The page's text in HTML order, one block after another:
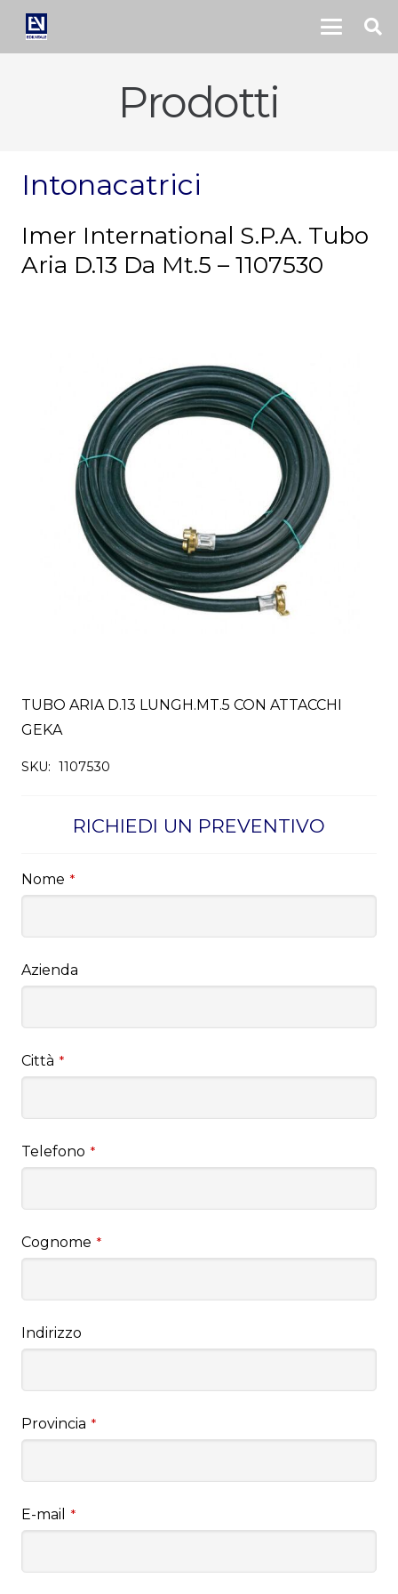
Prodotti
Intonacatrici
Imer International S.P.A. Tubo
Aria D.13 Da Mt.5 – 1107530
TUBO ARIA D.13 LUNGH.MT.5 CON ATTACCHI
GEKA
SKU: 1107530
RICHIEDI UN PREVENTIVO
Nome *
Azienda
Città *
Telefono *
Cognome *
Indirizzo
Provincia *
E-mail *